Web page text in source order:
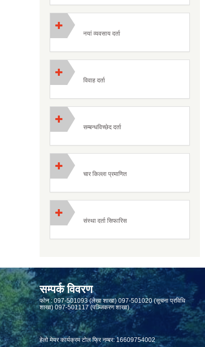
नयां व्यवसाय दर्ता
विवाह दर्ता
सम्बन्धविच्छेद दर्ता
चार किल्ला प्रमाणित
संस्था दर्ता सिफारिस
सम्पर्क विवरण
फाेन : 097-501093 (लेखा शाखा) 097-501020 (सूचना प्रविधि
शाखा) 097-501117 (पञ्जिकरण शाखा)
हेलो मेयर कार्यक्रम टोल फ्रि नम्बर: 16609754002